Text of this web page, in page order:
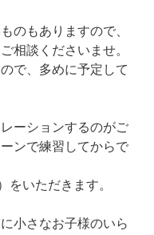
のもありますので、
相談くださいませ。
で、多めに予定して
ーションするのがご
ンで練習してからで
をいただきます。
小さなお子様のいら